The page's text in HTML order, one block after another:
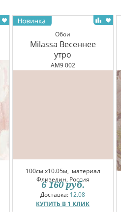
Обои
Milassa Весеннее
утро
AM9 002
100см x10.05м, материал
Флизелин, Россия
Доставка: 12.08
КУПИТЬ В 1 КЛИК
6 160 руб.